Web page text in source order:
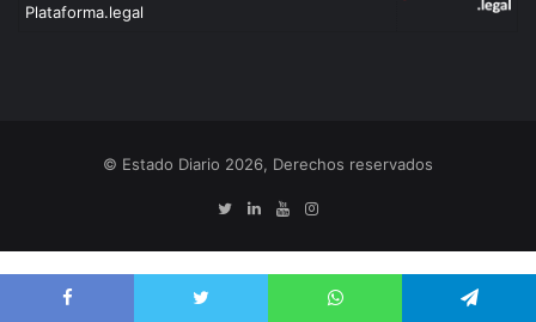
Plataforma.legal
© Estado Diario 2026, Derechos reservados